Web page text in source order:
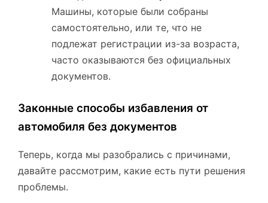
Машины, которые были собраны
самостоятельно, или те, что не
подлежат регистрации из-за возраста,
часто оказываются без официальных
документов.
Законные способы избавления от
автомобиля без документов
Теперь, когда мы разобрались с причинами,
давайте рассмотрим, какие есть пути решения
проблемы.